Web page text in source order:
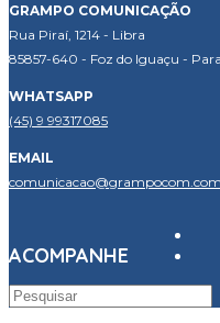
GRAMPO COMUNICAÇÃO
Rua Piraí, 1214 - Libra
85857-640 - Foz do Iguaçu -
WHATSAPP
(45) 9 99317085
EMAIL
ACOMPANHE